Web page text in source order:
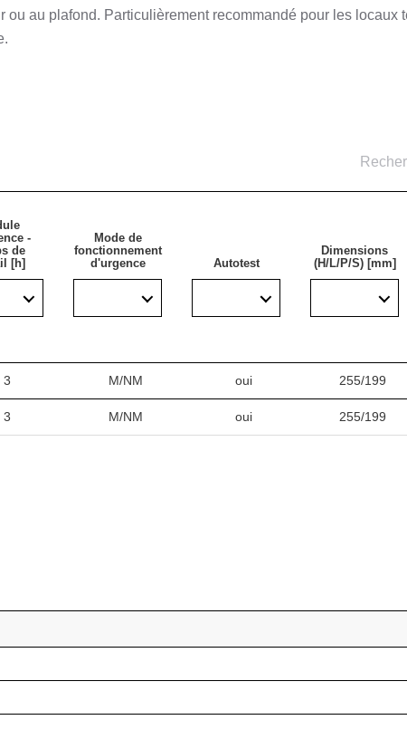
au plafond. Particulièrement recommandé pour les locaux
-
de
[h]
Mode de
fonctionnement
d'urgence
Autotest
Dimensions
(H/L/P/S) [mm]
3 M/NM oui 255/199
3 M/NM oui 255/199